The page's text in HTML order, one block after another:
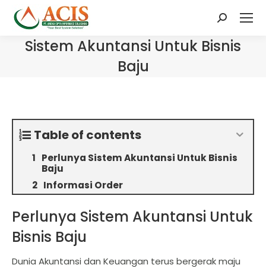
Search:
Sistem Akuntansi Untuk Bisnis
Baju
Table of contents
Perlunya Sistem Akuntansi Untuk Bisnis
Baju
Informasi Order
Perlunya Sistem Akuntansi Untuk
Bisnis Baju
Dunia Akuntansi dan Keuangan terus bergerak maju